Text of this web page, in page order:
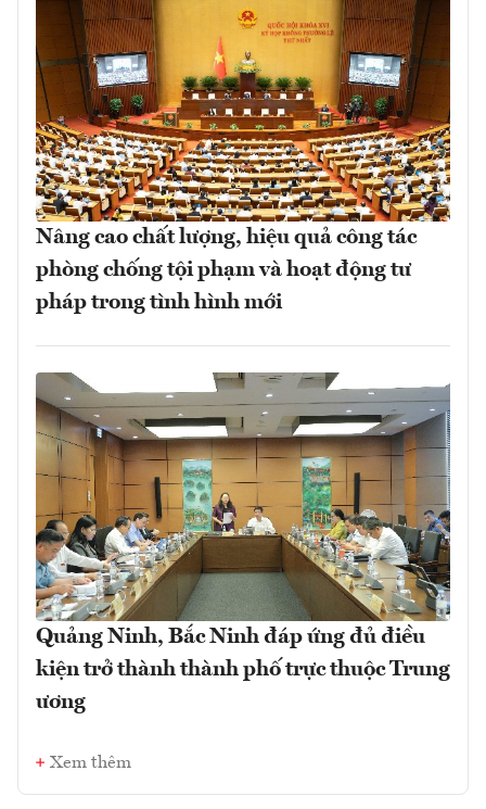
Nâng cao chất lượng, hiệu quả công tác
phòng chống tội phạm và hoạt động tư
pháp trong tình hình mới
Quảng Ninh, Bắc Ninh đáp ứng đủ điều
kiện trở thành thành phố trực thuộc Trung
ương
Xem thêm